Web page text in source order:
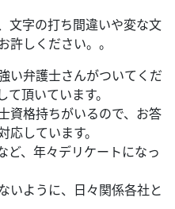
文字の打ち間違いや変な文
許しください。。
い弁護士さんがついてくだ
頂いています。
資格持ちがいるので、お答
しています。
ど、年々デリケートになっ
いように、日々関係各社と